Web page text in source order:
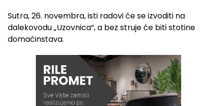
Sutra, 26. novembra, isti radovi će se izvoditi na
dalekovodu „Uzovnica“, a bez struje će biti stotine
domaćinstava.